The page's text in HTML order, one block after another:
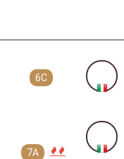
6C
7A